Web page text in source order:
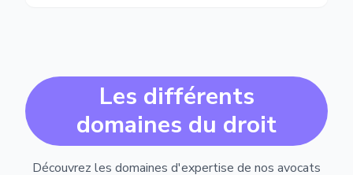
Les différents
domaines du droit
Découvrez les domaines d'expertise de nos avocats